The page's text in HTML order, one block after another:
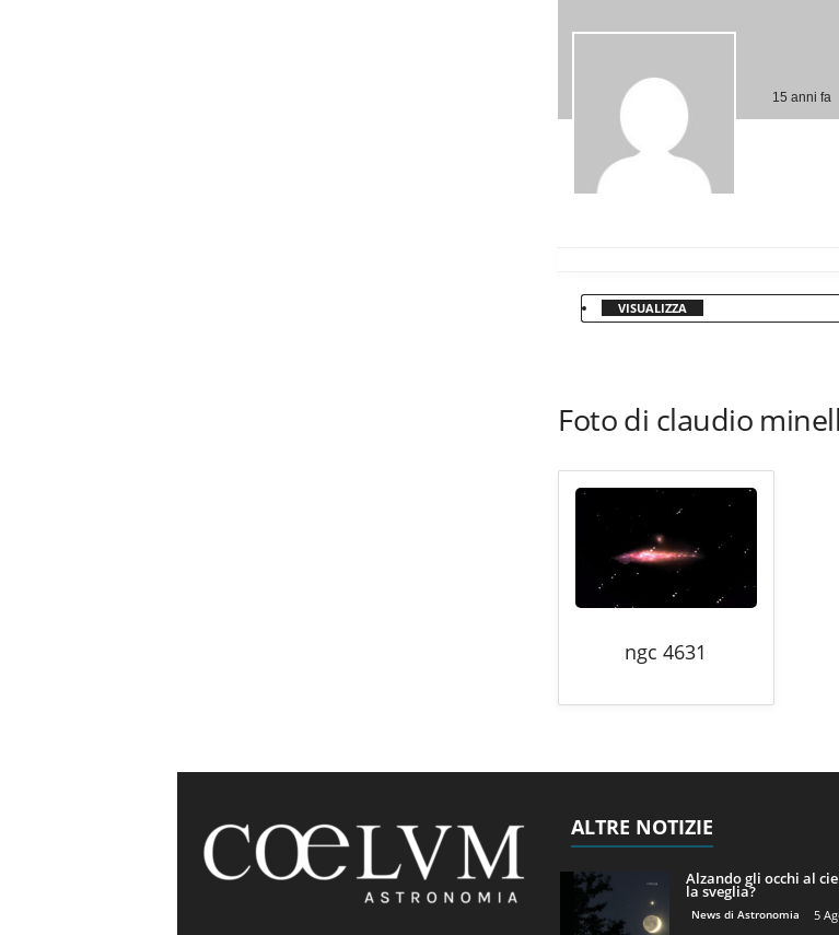
15 anni fa
VISUALIZZA
Foto di claudio
ngc 4631
ALTRE NOTIZIE
Alzando gli occhi al
la sveglia?
News di Astronomia 5